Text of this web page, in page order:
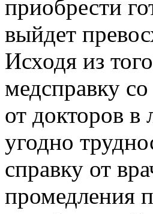
приобрести
выйдет
Исходя из
медсправку
от докторов в
угодно
справку от
промедления